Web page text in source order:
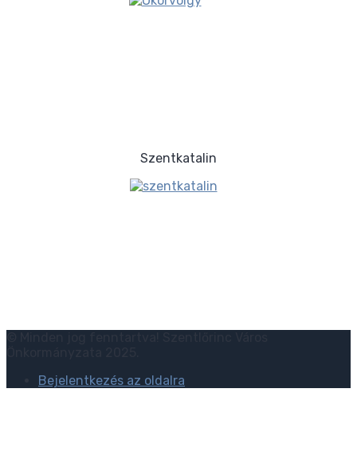
Szentkatalin
Bejelentkezés az oldalra